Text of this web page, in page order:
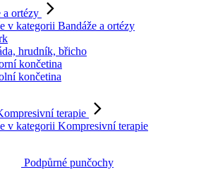
a ortézy
v kategorii Bandáže a ortézy
hrudník, břicho
končetina
končetina
v kategorii Kompresivní terapie